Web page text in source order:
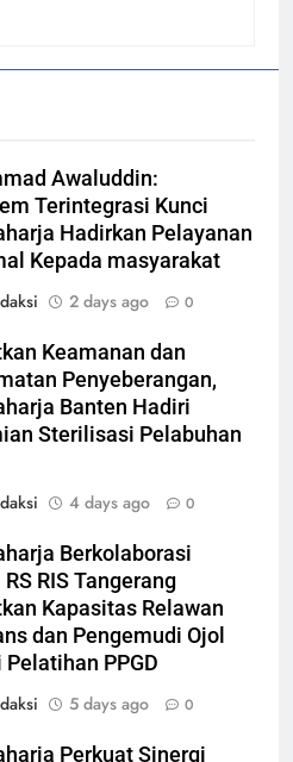
Awaluddin:
Terintegrasi Kunci
Hadirkan Pelayanan
Kepada masyarakat
2 days ago 0
Keamanan dan
Penyeberangan,
Banten Hadiri
Sterilisasi Pelabuhan
4 days ago 0
Berkolaborasi
RIS Tangerang
Kapasitas Relawan
dan Pengemudi Ojol
PPGD
5 days ago 0
Perkuat Sinergi